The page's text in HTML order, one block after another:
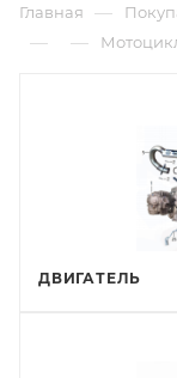
Главная —
— —
ДВИГАТЕЛЬ